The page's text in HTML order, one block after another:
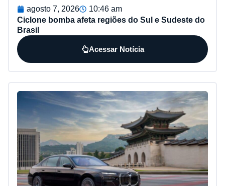
agosto 7, 2026
10:46 am
Ciclone bomba afeta regiões do Sul e Sudeste do
Brasil
Acessar Notícia